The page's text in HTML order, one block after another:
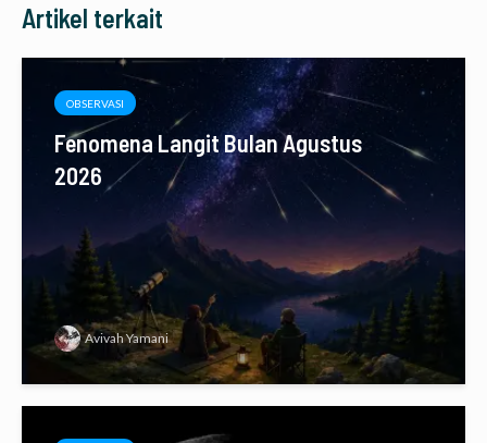
Artikel terkait
OBSERVASI
Fenomena Langit Bulan Agustus
2026
Avivah Yamani